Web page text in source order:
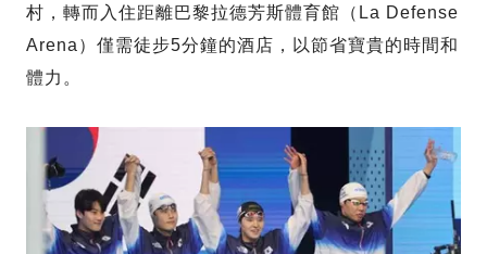
村，轉而入住距離巴黎拉德芳斯體育館（La Defense
Arena）僅需徒步5分鐘的酒店，以節省寶貴的時間和
體力。